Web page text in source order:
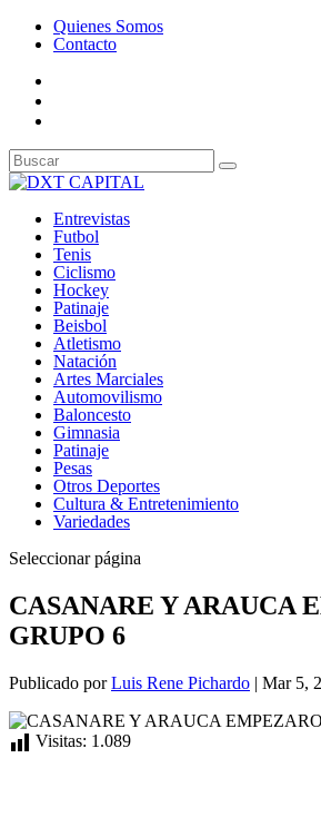
Quienes Somos
Contacto
Entrevistas
Futbol
Tenis
Ciclismo
Hockey
Patinaje
Beisbol
Atletismo
Natación
Artes Marciales
Automovilismo
Baloncesto
Gimnasia
Patinaje
Pesas
Otros Deportes
Cultura & Entretenimiento
Variedades
Seleccionar página
CASANARE Y ARAUCA
GRUPO 6
Publicado porLuis Rene Pichardo | Mar 5,
Visitas: 1.089